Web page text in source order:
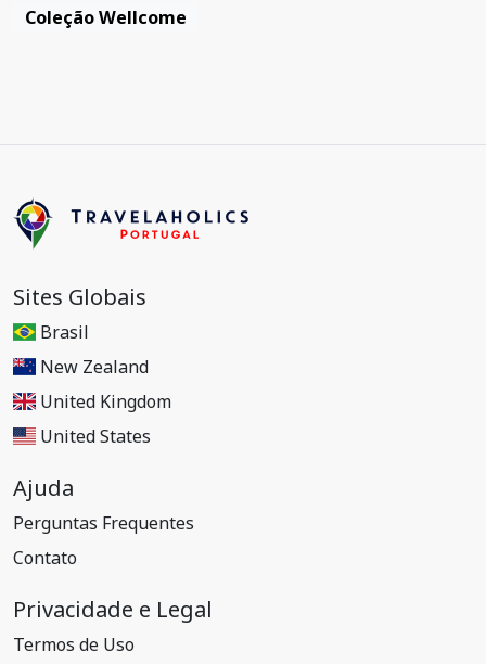
Coleção Wellcome
Sites Globais
Brasil
New Zealand
United Kingdom
United States
Ajuda
Perguntas Frequentes
Contato
Privacidade e Legal
Termos de Uso